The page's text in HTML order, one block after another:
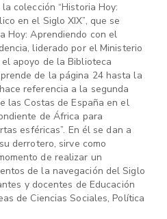
colección “Historia Hoy:
en el Siglo XIX”, que se
Hoy: Aprendiendo con el
liderado por el Ministerio
apoyo de la Biblioteca
de la página 24 hasta la
referencia a la segunda
las Costas de España en el
de África para
esféricas”. En él se dan a
derrotero, sirve como
de realizar un
de la navegación del Siglo
y docentes de Educación
de Ciencias Sociales, Política